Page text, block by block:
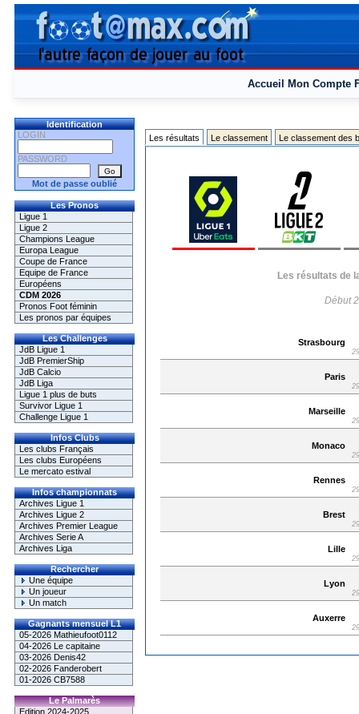
Accueil Mon Compte
Identification
LOGIN
PASSWORD
Mot de passe oublié
Les Pronos
Ligue 1
Ligue 2
Champions League
Europa League
Coupe de France
Equipe de France
Européens
CDM 2026
Pronos Foot féminin
Les pronos par équipes
Les Challenges
JdB Ligue 1
JdB PremierShip
JdB Calcio
JdB Liga
Ligue 1 plus de buts
Survivor Ligue 1
Challenge Ligue 1
Infos Clubs
Les clubs Français
Les clubs Européens
Le mercato estival
Infos championnats
Archives Ligue 1
Archives Ligue 2
Archives Premier League
Archives Serie A
Archives Liga
Rechercher
Une équipe
Un joueur
Un match
Gagnants mensuel L1
05-2026 Mathieufoot0112
04-2026 Le capitaine
03-2026 Denis42
02-2026 Fanderobert
01-2026 CB7588
Le Palmarès
Edition 2024-2025
Les résultats Le classement Le classement des
Les résultats de
Début
Strasbourg
Paris
Marseille
Monaco
Rennes
Brest
Lille
Lyon
Auxerre